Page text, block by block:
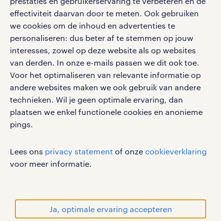
effectiviteit daarvan door te meten. Ook gebruiken
we cookies om de inhoud en advertenties te
personaliseren: dus beter af te stemmen op jouw
interesses, zowel op deze website als op websites
van derden. In onze e-mails passen we dit ook toe.
Voor het optimaliseren van relevante informatie op
andere websites maken we ook gebruik van andere
technieken. Wil je geen optimale ervaring, dan
plaatsen we enkel functionele cookies en anonieme
pings.
Lees ons privacy statement of onze cookieverklaring
voor meer informatie.
Ja, optimale ervaring accepteren
Volg ons voor de leukste content omtrent
vacatures, solliciteren en inspiratie.
werken bij randstad
gebruikersvoorwaarden
privacystatement
cookies
handelsmerken van Randstad N.V.